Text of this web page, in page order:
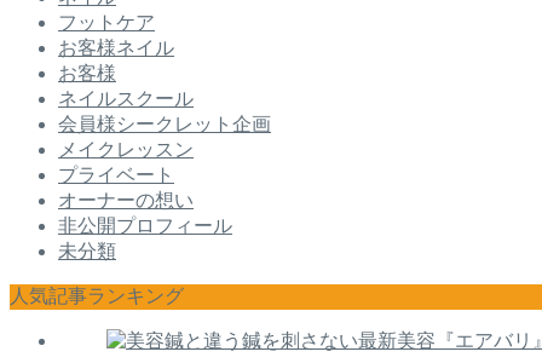
フットケア
お客様ネイル
お客様
ネイルスクール
会員様シークレット企画
メイクレッスン
プライベート
オーナーの想い
非公開プロフィール
未分類
人気記事ランキング